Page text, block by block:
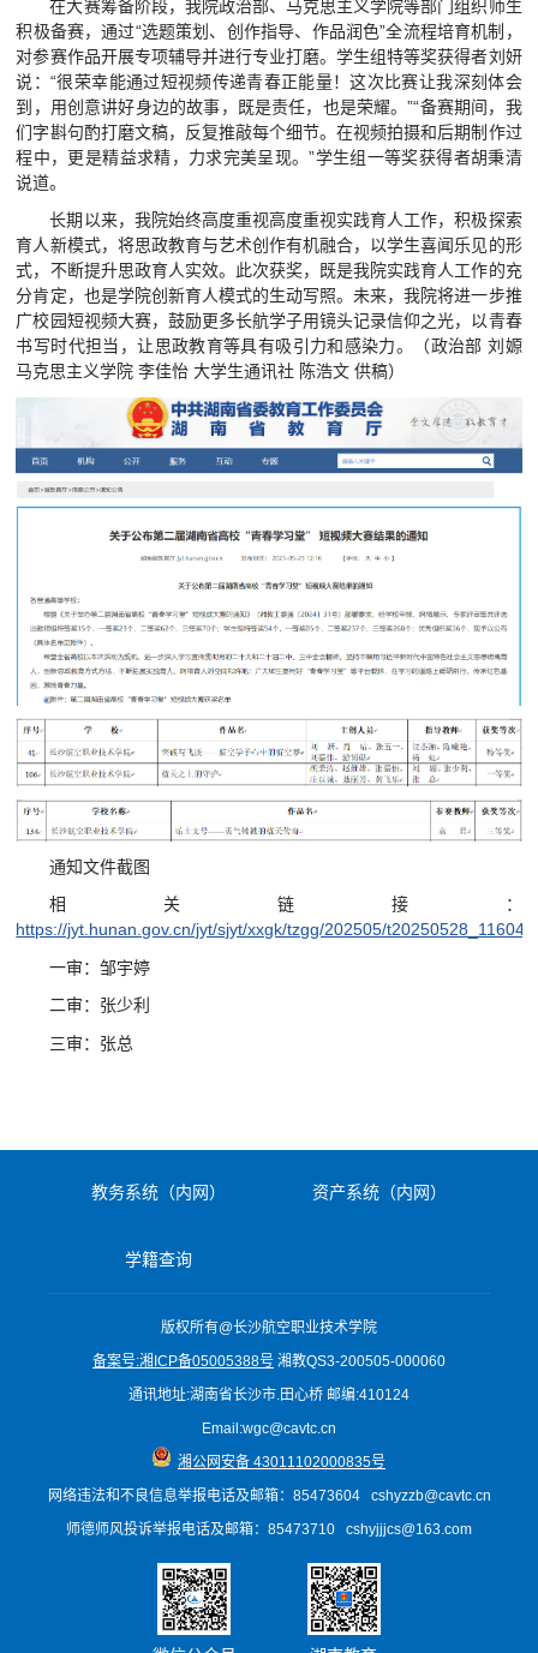
在大赛筹备阶段，我院政治部、马克思主义学院等部门组织师生
积极备赛，通过“选题策划、创作指导、作品润色”全流程培育机制，
对参赛作品开展专项辅导并进行专业打磨。学生组特等奖获得者刘妍
说：“很荣幸能通过短视频传递青春正能量！这次比赛让我深刻体会
到，用创意讲好身边的故事，既是责任，也是荣耀。”“备赛期间，我
们字斟句酌打磨文稿，反复推敲每个细节。在视频拍摄和后期制作过
程中，更是精益求精，力求完美呈现。”学生组一等奖获得者胡秉清
说道。
长期以来，我院始终高度重视高度重视实践育人工作，积极探索
育人新模式，将思政教育与艺术创作有机融合，以学生喜闻乐见的形
式，不断提升思政育人实效。此次获奖，既是我院实践育人工作的充
分肯定，也是学院创新育人模式的生动写照。未来，我院将进一步推
广校园短视频大赛，鼓励更多长航学子用镜头记录信仰之光，以青春
书写时代担当，让思政教育等具有吸引力和感染力。（政治部 刘嫄
马克思主义学院 李佳怡 大学生通讯社 陈浩文 供稿）
通知文件截图
相关链接：
https://jyt.hunan.gov.cn/jyt/sjyt/xxgk/tzgg/202505/
一审：邹宇婷
二审：张少利
三审：张总
教务系统（内网） 资产系统（内网）
学籍查询
版权所有@长沙航空职业技术学院
备案号:湘ICP备05005388号 湘教QS3-200505-000060
通讯地址:湖南省长沙市.田心桥 邮编:410124
Email:wgc@cavtc.cn
湘公网安备 43011102000835号
网络违法和不良信息举报电话及邮箱：85473604 cshyzzb@cavtc.cn
师德师风投诉举报电话及邮箱：85473710 cshyjjjcs@163.com